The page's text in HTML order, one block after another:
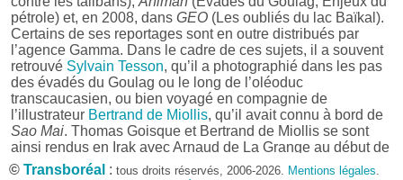
pétrole) et, en 2008, dans GEO (Les oubliés du lac Baïkal).
Certains de ses reportages sont en outre distribués par
l’agence Gamma. Dans le cadre de ces sujets, il a souvent
retrouvé Sylvain Tesson, qu’il a photographié dans les pas
des évadés du Goulag ou le long de l’oléoduc
transcaucasien, ou bien voyagé en compagnie de
l’illustrateur Bertrand de Miollis, qu’il avait connu à bord de
Sao Mai. Thomas Goisque et Bertrand de Miollis se sont
ainsi rendus en Irak avec Arnaud de La Grange au début de
2004 et en Afghanistan avec Sylvain Tesson au début de
© Transboréal : tous droits réservés, 2006-2026. Mentions légales.